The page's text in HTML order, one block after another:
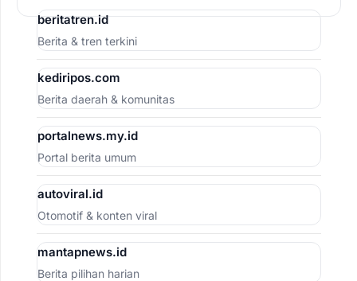
beritatren.id
Berita & tren terkini
kediripos.com
Berita daerah & komunitas
portalnews.my.id
Portal berita umum
autoviral.id
Otomotif & konten viral
mantapnews.id
Berita pilihan harian